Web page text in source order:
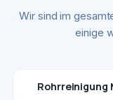
Wir sind im
einige
Rohrreinigung